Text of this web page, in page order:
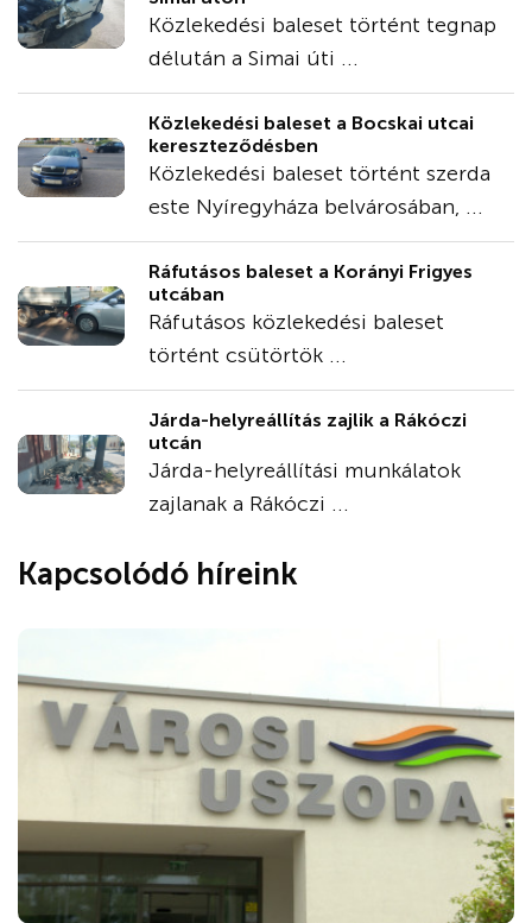
Közlekedési baleset történt tegnap
délután a Simai úti ...
Közlekedési baleset a Bocskai utcai
kereszteződésben
Közlekedési baleset történt szerda
este Nyíregyháza belvárosában, ...
Ráfutásos baleset a Korányi Frigyes
utcában
Ráfutásos közlekedési baleset
történt csütörtök ...
Járda-helyreállítás zajlik a Rákóczi
utcán
Járda-helyreállítási munkálatok
zajlanak a Rákóczi ...
Kapcsolódó híreink